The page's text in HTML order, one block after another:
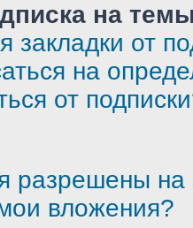
на
закладки от
на
от
разрешены
вложения?